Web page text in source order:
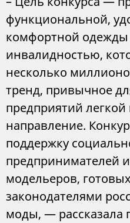
функциональной,
комфортной одежды
инвалидностью,
несколько
тренд, привычное
предприятий
направление.
поддержку
предпринимателей
модельеров,
законодателями
моды, — рассказала